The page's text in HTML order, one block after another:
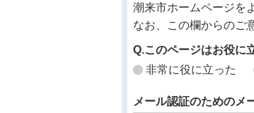
潮来市ホームページを
なお、この欄からのご
Q.このページはお役に
非常に役に立った
メール認証のためのメ